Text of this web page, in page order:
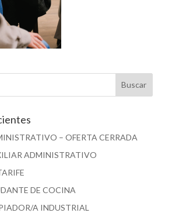
– OFERTA CERRADA
ADMINISTRATIVO
DE COCINA
A INDUSTRIAL